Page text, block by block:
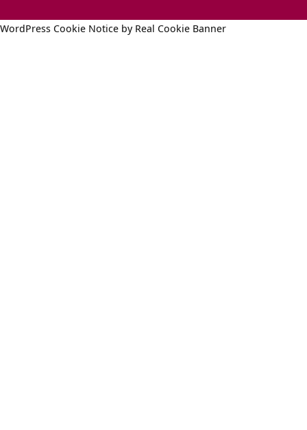
WordPress Cookie Notice by Real Cookie Banner